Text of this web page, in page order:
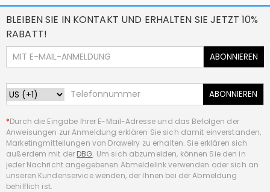
BLEIBEN SIE IN KONTAKT UND ERHALTEN SIE JETZT 10%
RABATT!
ABONNIEREN
ABONNIEREN
*Durch die Eingabe Ihrer E-Mail-Adresse und das Befolgen der
Anweisungen zur Anmeldung erklären Sie sich damit einverstanden,
Marketingmitteilungen von Drawelry zu erhalten. Sie erklären sich
außerdem mit der DBG. Um sich abzumelden, können Sie den in
jeder Nachricht angegebenen Abmeldelink verwenden oder sich an
unseren Kundenservice wenden, der Ihnen bei der Abmeldung
behilflich ist.